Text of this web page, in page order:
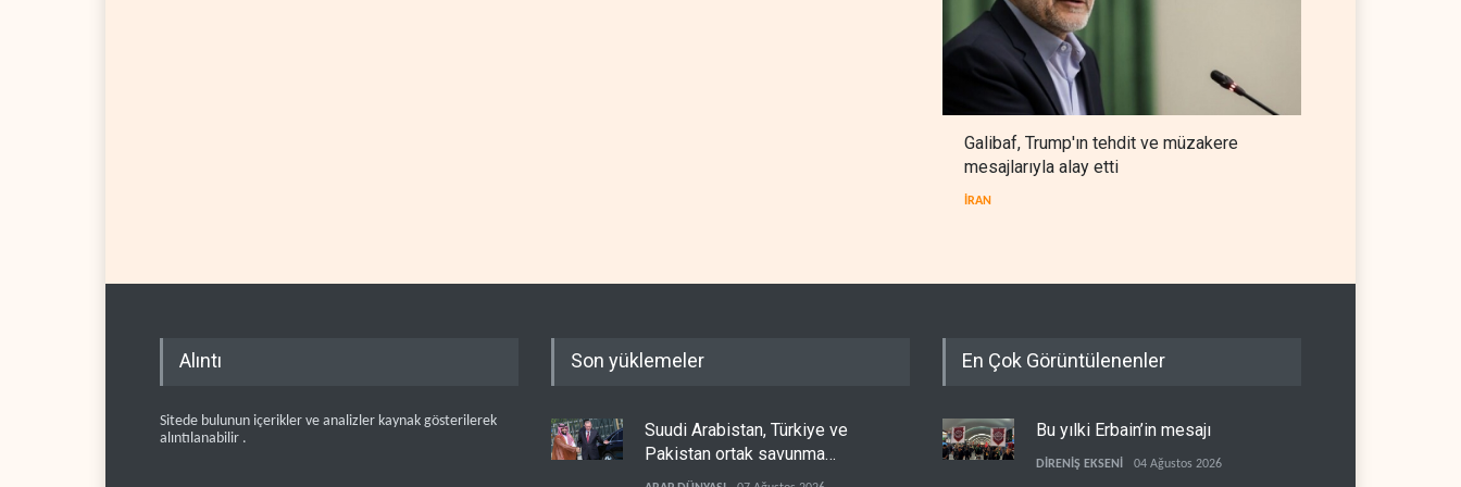
Galibaf, Trump'ın tehdit ve müzakere
mesajlarıyla alay etti
İRAN
Alıntı
Sitede bulunun içerikler ve analizler kaynak gösterilerek
alıntılanabilir .
Son yüklemeler
Suudi Arabistan, Türkiye ve
Pakistan ortak savunma
anlaşması imzaladı
En Çok Görüntülenenler
Bu yılki Erbain’in mesajı
DİRENİŞ EKSENİ 04 Ağustos 2026